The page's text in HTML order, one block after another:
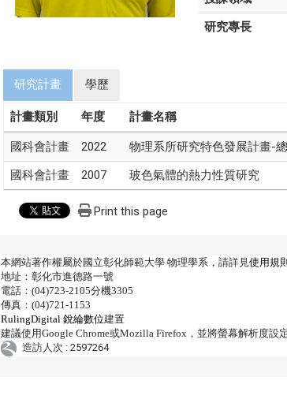
研究專長
研究計畫 學歷
計畫類別 年度 計畫名稱
國科會計畫 2022 物理系所研究特色發展計畫-
國科會計畫
2007 玻色氣體的熱力性質研究
Print this page
本網站著作權屬於國立彰化師範大學 物理學系，請詳見使用規則
地址：彰化市進德路一號
電話：(04)723-2105分機3305
傳真：(04)721-1153
RulingDigital 銳綸數位建置
建議使用Google Chrome或Mozilla Firefox，並將螢幕解析度設
造訪人次 : 2597264